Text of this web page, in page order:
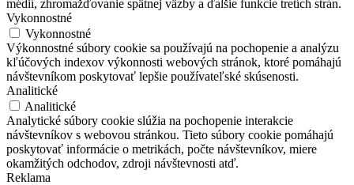
médií, zhromažďovanie spätnej väzby a ďalšie funkcie tretích strán.
Vykonnostné
Vykonnostné
Výkonnostné súbory cookie sa používajú na pochopenie a analýzu
kľúčových indexov výkonnosti webových stránok, ktoré pomáhajú
návštevníkom poskytovať lepšie používateľské skúsenosti.
Analitické
Analitické
Analytické súbory cookie slúžia na pochopenie interakcie
návštevníkov s webovou stránkou. Tieto súbory cookie pomáhajú
poskytovať informácie o metrikách, počte návštevníkov, miere
okamžitých odchodov, zdroji návštevnosti atď.
Reklama